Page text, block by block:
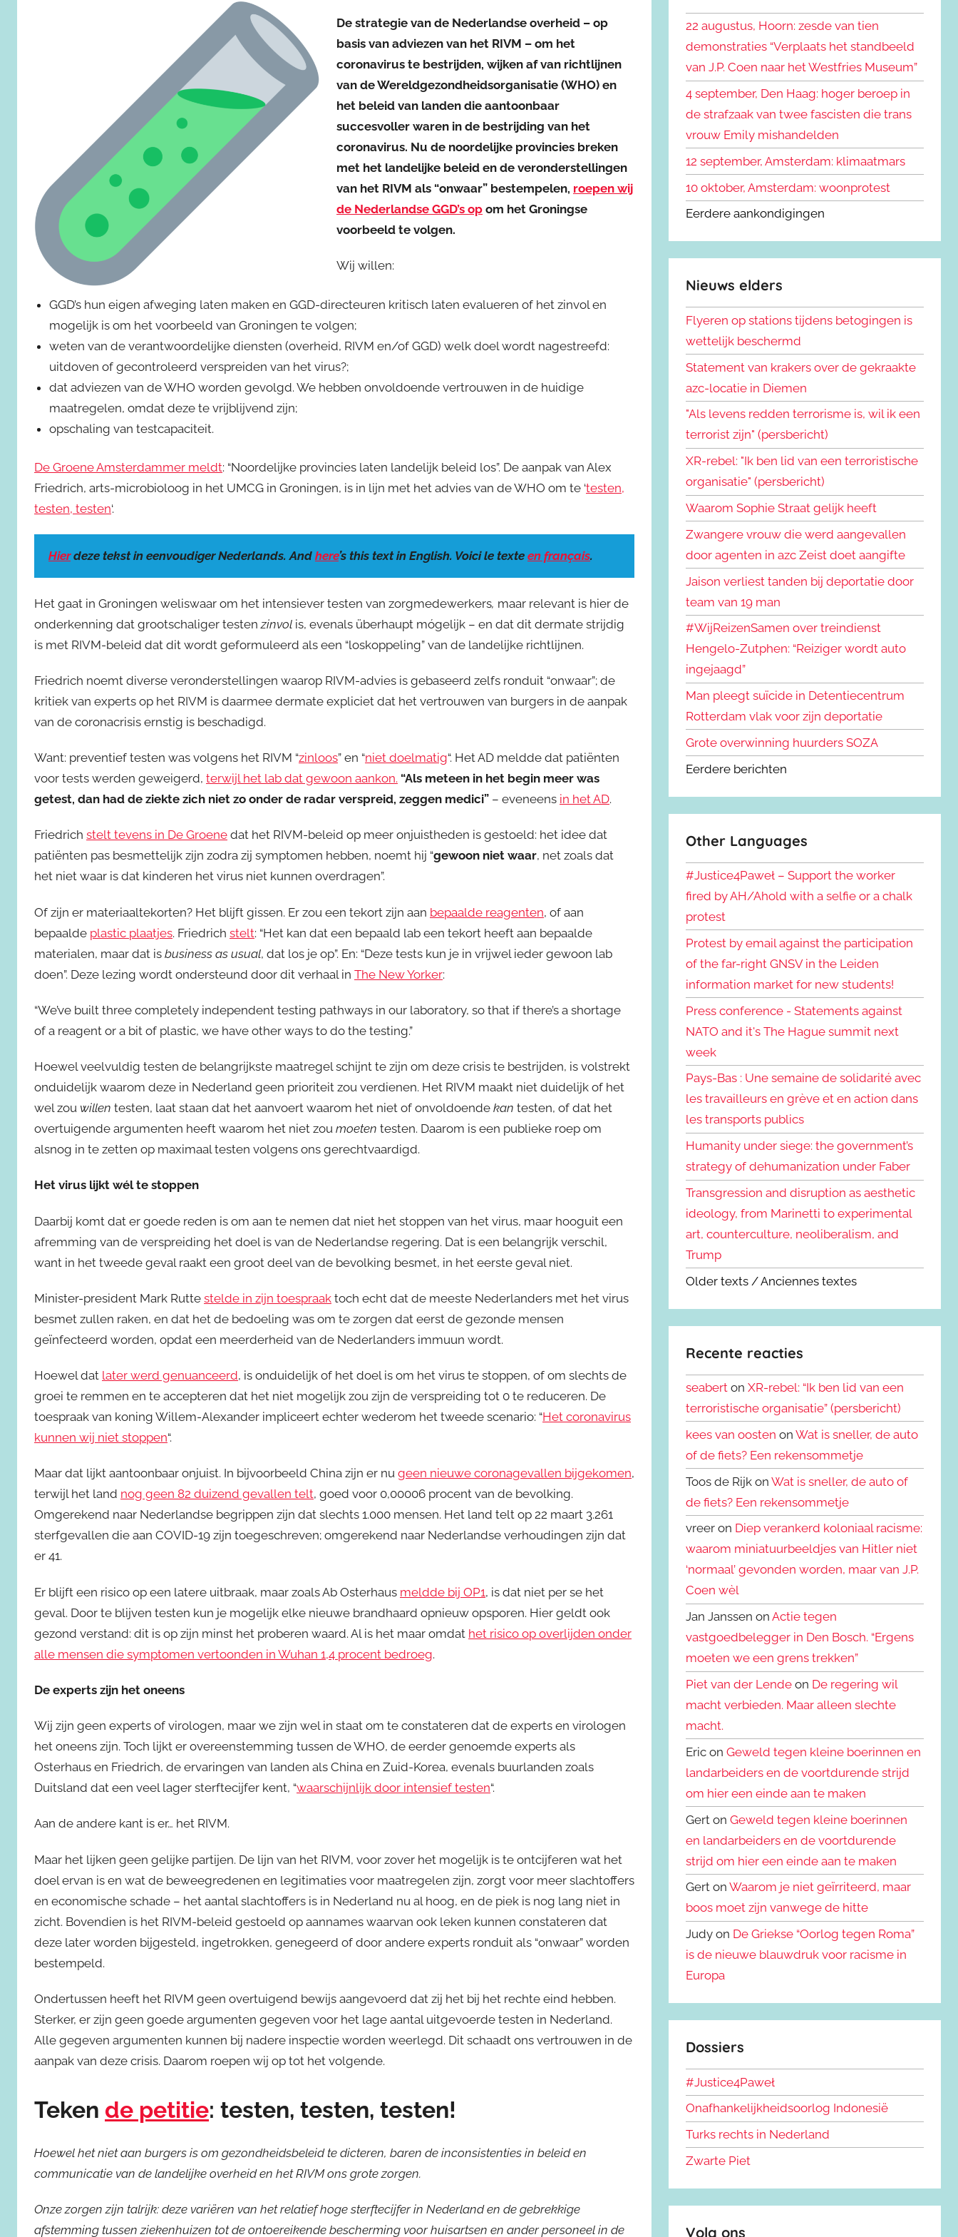
De strategie van de Nederlandse overheid – op
basis van adviezen van het RIVM – om het
coronavirus te bestrijden, wijken af van richtlijnen
van de Wereldgezondheidsorganisatie (WHO) en
het beleid van landen die aantoonbaar
succesvoller waren in de bestrijding van het
coronavirus. Nu de noordelijke provincies breken
met het landelijke beleid en de veronderstellingen
van het RIVM als “onwaar” bestempelen, roepen wij
de Nederlandse GGD’s op om het Groningse
voorbeeld te volgen.
Wij willen:
GGD’s hun eigen afweging laten maken en GGD-directeuren kritisch laten evalueren of het zinvol en
mogelijk is om het voorbeeld van Groningen te volgen;
weten van de verantwoordelijke diensten (overheid, RIVM en/of GGD) welk doel wordt nagestreefd:
uitdoven of gecontroleerd verspreiden van het virus?;
dat adviezen van de WHO worden gevolgd. We hebben onvoldoende vertrouwen in de huidige
maatregelen, omdat deze te vrijblijvend zijn;
opschaling van testcapaciteit.
De Groene Amsterdammer meldt: “Noordelijke provincies laten landelijk beleid los”. De aanpak van Alex
Friedrich, arts-microbioloog in het UMCG in Groningen, is in lijn met het advies van de WHO om te ‘testen,
testen, testen‘.
Hierdeze tekst in eenvoudiger Nederlands. And here’s this text in English. Voici le texte en français.
Het gaat in Groningen weliswaar om het intensiever testen van zorgmedewerkers, maar relevant is hier de
onderkenning dat grootschaliger testen zinvol is, evenals überhaupt mógelijk – en dat dit dermate strijdig
is met RIVM-beleid dat dit wordt geformuleerd als een “loskoppeling” van de landelijke richtlijnen.
Friedrich noemt diverse veronderstellingen waarop RIVM-advies is gebaseerd zelfs ronduit “onwaar”; de
kritiek van experts op het RIVM is daarmee dermate expliciet dat het vertrouwen van burgers in de aanpak
van de coronacrisis ernstig is beschadigd.
Want: preventief testen was volgens het RIVM “zinloos” en “niet doelmatig“. Het AD meldde dat patiënten
voor tests werden geweigerd, terwijl het lab dat gewoon aankon. “Als meteen in het begin meer was
getest, dan had de ziekte zich niet zo onder de radar verspreid, zeggen medici” – eveneens in het AD.
Friedrich stelt tevens in De Groene dat het RIVM-beleid op meer onjuistheden is gestoeld: het idee dat
patiënten pas besmettelijk zijn zodra zij symptomen hebben, noemt hij “gewoon niet waar, net zoals dat
het niet waar is dat kinderen het virus niet kunnen overdragen”.
Of zijn er materiaaltekorten? Het blijft gissen. Er zou een tekort zijn aan bepaalde reagenten, of aan
bepaalde plastic plaatjes. Friedrich stelt: “Het kan dat een bepaald lab een tekort heeft aan bepaalde
materialen, maar dat is business as usual, dat los je op”. En: “Deze tests kun je in vrijwel ieder gewoon lab
doen”. Deze lezing wordt ondersteund door dit verhaal in The New Yorker:
“We’ve built three completely independent testing pathways in our laboratory, so that if there’s a shortage
of a reagent or a bit of plastic, we have other ways to do the testing.”
Hoewel veelvuldig testen de belangrijkste maatregel schijnt te zijn om deze crisis te bestrijden, is volstrekt
onduidelijk waarom deze in Nederland geen prioriteit zou verdienen. Het RIVM maakt niet duidelijk of het
wel zou willen testen, laat staan dat het aanvoert waarom het niet of onvoldoende kan testen, of dat het
overtuigende argumenten heeft waarom het niet zou moeten testen. Daarom is een publieke roep om
alsnog in te zetten op maximaal testen volgens ons gerechtvaardigd.
Het virus lijkt wél te stoppen
Daarbij komt dat er goede reden is om aan te nemen dat niet het stoppen van het virus, maar hooguit een
afremming van de verspreiding het doel is van de Nederlandse regering. Dat is een belangrijk verschil,
want in het tweede geval raakt een groot deel van de bevolking besmet, in het eerste geval niet.
Minister-president Mark Rutte stelde in zijn toespraak toch echt dat de meeste Nederlanders met het virus
besmet zullen raken, en dat het de bedoeling was om te zorgen dat eerst de gezonde mensen
geïnfecteerd worden, opdat een meerderheid van de Nederlanders immuun wordt.
Hoewel dat later werd genuanceerd, is onduidelijk of het doel is om het virus te stoppen, of om slechts de
groei te remmen en te accepteren dat het niet mogelijk zou zijn de verspreiding tot 0 te reduceren. De
toespraak van koning Willem-Alexander impliceert echter wederom het tweede scenario: “Het coronavirus
kunnen wij niet stoppen“.
Maar dat lijkt aantoonbaar onjuist. In bijvoorbeeld China zijn er nu geen nieuwe coronagevallen bijgekomen,
terwijl het land nog geen 82 duizend gevallen telt, goed voor 0,00006 procent van de bevolking.
Omgerekend naar Nederlandse begrippen zijn dat slechts 1.000 mensen. Het land telt op 22 maart 3.261
sterfgevallen die aan COVID-19 zijn toegeschreven; omgerekend naar Nederlandse verhoudingen zijn dat
er 41.
Er blijft een risico op een latere uitbraak, maar zoals Ab Osterhaus meldde bij OP1, is dat niet per se het
geval. Door te blijven testen kun je mogelijk elke nieuwe brandhaard opnieuw opsporen. Hier geldt ook
gezond verstand: dit is op zijn minst het proberen waard. Al is het maar omdat het risico op overlijden onder
alle mensen die symptomen vertoonden in Wuhan 1,4 procent bedroeg.
De experts zijn het oneens
Wij zijn geen experts of virologen, maar we zijn wel in staat om te constateren dat de experts en virologen
het oneens zijn. Toch lijkt er overeenstemming tussen de WHO, de eerder genoemde experts als
Osterhaus en Friedrich, de ervaringen van landen als China en Zuid-Korea, evenals buurlanden zoals
Duitsland dat een veel lager sterftecijfer kent, “waarschijnlijk door intensief testen“.
Aan de andere kant is er… het RIVM.
Maar het lijken geen gelijke partijen. De lijn van het RIVM, voor zover het mogelijk is te ontcijferen wat het
doel ervan is en wat de beweegredenen en legitimaties voor maatregelen zijn, zorgt voor meer slachtoffers
en economische schade – het aantal slachtoffers is in Nederland nu al hoog, en de piek is nog lang niet in
zicht. Bovendien is het RIVM-beleid gestoeld op aannames waarvan ook leken kunnen constateren dat
deze later worden bijgesteld, ingetrokken, genegeerd of door andere experts ronduit als “onwaar” worden
bestempeld.
Ondertussen heeft het RIVM geen overtuigend bewijs aangevoerd dat zij het bij het rechte eind hebben.
Sterker, er zijn geen goede argumenten gegeven voor het lage aantal uitgevoerde testen in Nederland.
Alle gegeven argumenten kunnen bij nadere inspectie worden weerlegd. Dit schaadt ons vertrouwen in de
aanpak van deze crisis. Daarom roepen wij op tot het volgende.
Teken de petitie: testen, testen, testen!
Hoewel het niet aan burgers is om gezondheidsbeleid te dicteren, baren de inconsistenties in beleid en
communicatie van de landelijke overheid en het RIVM ons grote zorgen.
Onze zorgen zijn talrijk: deze variëren van het relatief hoge sterftecijfer in Nederland en de gebrekkige
afstemming tussen ziekenhuizen tot de ontoereikende bescherming voor huisartsen en ander personeel in de
n
a
a
r
:
n
22 augustus, Hoorn: zesde van tien
demonstraties “Verplaats het standbeeld
van J.P. Coen naar het Westfries Museum”
4 september, Den Haag: hoger beroep in
de strafzaak van twee fascisten die trans
vrouw Emily mishandelden
12 september, Amsterdam: klimaatmars
10 oktober, Amsterdam: woonprotest
Eerdere aankondigingen
Nieuws elders
Flyeren op stations tijdens betogingen is
wettelijk beschermd
Statement van krakers over de gekraakte
azc-locatie in Diemen
"Als levens redden terrorisme is, wil ik een
terrorist zijn" (persbericht)
XR-rebel: "Ik ben lid van een terroristische
organisatie" (persbericht)
Waarom Sophie Straat gelijk heeft
Zwangere vrouw die werd aangevallen
door agenten in azc Zeist doet aangifte
Jaison verliest tanden bij deportatie door
team van 19 man
#WijReizenSamen over treindienst
Hengelo-Zutphen: “Reiziger wordt auto
ingejaagd”
Man pleegt suïcide in Detentiecentrum
Rotterdam vlak voor zijn deportatie
Grote overwinning huurders SOZA
Eerdere berichten
Other Languages
#Justice4Paweł – Support the worker
fired by AH/Ahold with a selfie or a chalk
protest
Protest by email against the participation
of the far-right GNSV in the Leiden
information market for new students!
Press conference - Statements against
NATO and it's The Hague summit next
week
Pays-Bas : Une semaine de solidarité avec
les travailleurs en grève et en action dans
les transports publics
Humanity under siege: the government’s
strategy of dehumanization under Faber
Transgression and disruption as aesthetic
ideology, from Marinetti to experimental
art, counterculture, neoliberalism, and
Trump
Older texts / Anciennes textes
Recente reacties
seabert onXR-rebel: “Ik ben lid van een
terroristische organisatie” (persbericht)
kees van oosten onWat is sneller, de auto
of de fiets? Een rekensommetje
Toos de Rijk onWat is sneller, de auto of
de fiets? Een rekensommetje
vreer on Diep verankerd koloniaal racisme:
waarom miniatuurbeeldjes van Hitler niet
‘normaal’ gevonden worden, maar van J.P.
Coen wèl
Jan Janssen onActie tegen
vastgoedbelegger in Den Bosch. “Ergens
moeten we een grens trekken”
Piet van der Lende on De regering wil
macht verbieden. Maar alleen slechte
macht.
Eric onGeweld tegen kleine boerinnen en
landarbeiders en de voortdurende strijd
om hier een einde aan te maken
Gert onGeweld tegen kleine boerinnen
en landarbeiders en de voortdurende
strijd om hier een einde aan te maken
Gert onWaarom je niet geïrriteerd, maar
boos moet zijn vanwege de hitte
Judy on De Griekse “Oorlog tegen Roma”
is de nieuwe blauwdruk voor racisme in
Europa
Dossiers
#Justice4Paweł
Onafhankelijkheidsoorlog Indonesië
Turks rechts in Nederland
Zwarte Piet
Volg ons